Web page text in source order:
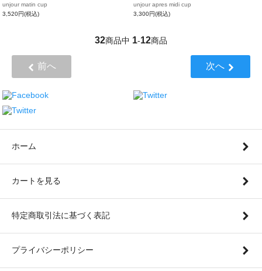
unjour matin cup
3,520円(税込)
unjour apres midi cup
3,300円(税込)
32商品中 1-12商品
前へ 次へ
ホーム
カートを見る
特定商取引法に基づく表記
プライバシーポリシー